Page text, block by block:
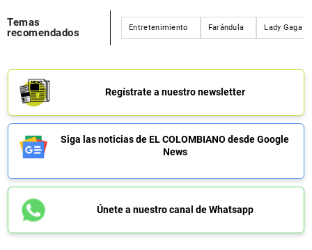
Temas
recomendados
Entretenimiento Farándula Lady Gaga
Regístrate a nuestro newsletter
Siga las noticias de EL COLOMBIANO desde Google
News
Únete a nuestro canal de Whatsapp